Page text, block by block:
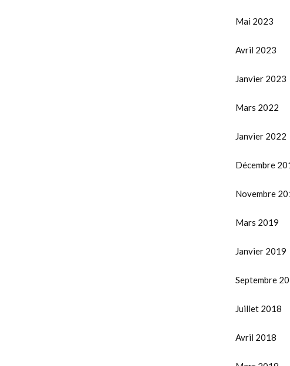
Mai 2023
Avril 2023
Janvier 2023
Mars 2022
Janvier 2022
Décembre
Novembre
Mars 2019
Janvier 2019
Septembre
Juillet 2018
Avril 2018